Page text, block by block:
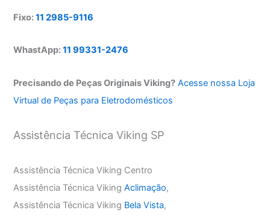
Fixo:11 2985-9116
WhastApp:11 99331-2476
Precisando de Peças Originais Viking? Acesse nossa Loja
Virtual de Peças para Eletrodomésticos
Assistência Técnica Viking SP
Assistência Técnica Viking Centro
Assistência Técnica VikingAclimação,
Assistência Técnica Viking Bela Vista,